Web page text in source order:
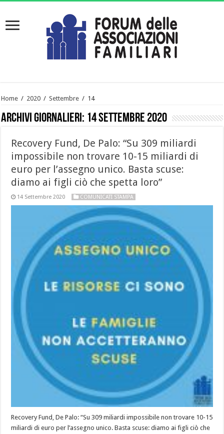
Home / 2020 / Settembre / 14
Archivi giornalieri: 14 Settembre 2020
Recovery Fund, De Palo: “Su 309 miliardi
impossibile non trovare 10-15 miliardi di
euro per l’assegno unico. Basta scuse:
diamo ai figli ciò che spetta loro”
14 Settembre 2020 COMUNICATI STAMPA
Recovery Fund, De Palo: “Su 309 miliardi impossibile non trovare 10-15
miliardi di euro per l’assegno unico. Basta scuse: diamo ai figli ciò che